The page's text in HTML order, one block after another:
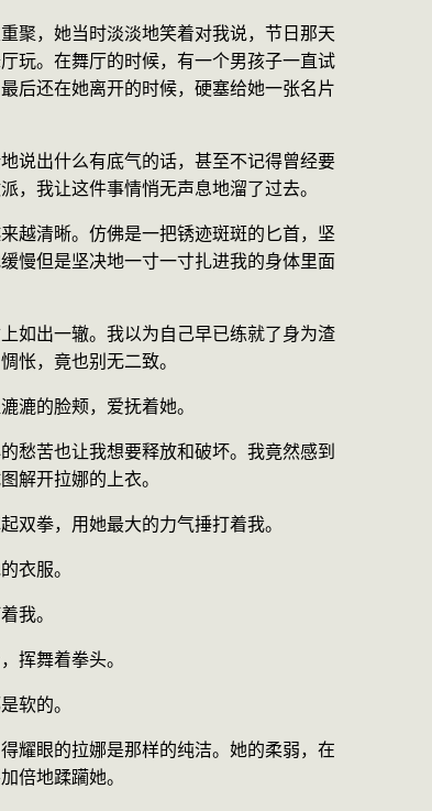
，她当时淡淡地笑着对我说，节日那天
玩。在舞厅的时候，有一个男孩子一直试
后还在她离开的时候，硬塞给她一张名片
出什么有底气的话，甚至不记得曾经要
，我让这件事情悄无声息地溜了过去。
清晰。仿佛是一把锈迹斑斑的匕首，坚
慢但是坚决地一寸一寸扎进我的身体里面
出一辙。我以为自己早已练就了身为渣
怅，竟也别无二致。
的脸颊，爱抚着她。
苦也让我想要释放和破坏。我竟然感到
解开拉娜的上衣。
拳，用她最大的力气捶打着我。
衣服。
我。
舞着拳头。
软的。
眼的拉娜是那样的纯洁。她的柔弱，在
倍地蹂躏她。